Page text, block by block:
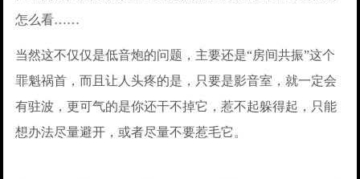
怎么看……
当然这不仅仅是低音炮的问题，主要还是“房间共振”这个
罪魁祸首，而且让人头疼的是，只要是影音室，就一定会
有驻波，更可气的是你还干不掉它，惹不起躲得起，只能
想办法尽量避开，或者尽量不要惹毛它。